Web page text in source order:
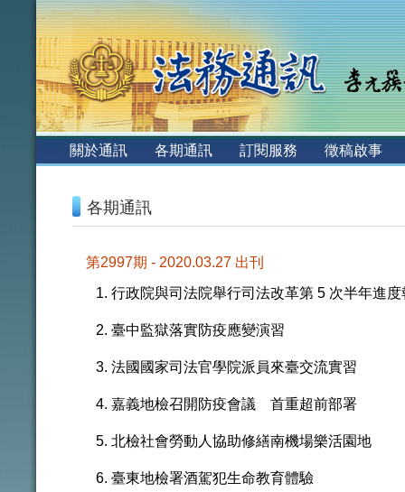
關於通訊 各期通訊 訂閱服務
徵稿啟事
各期通訊
第2997期 - 2020.03.27 出刊
行政院與司法院舉行司法改革第 5 次半年進度
臺中監獄落實防疫應變演習
法國國家司法官學院派員來臺交流實習
嘉義地檢召開防疫會議 首重超前部署
北檢社會勞動人協助修繕南機場樂活園地
臺東地檢署酒駕犯生命教育體驗